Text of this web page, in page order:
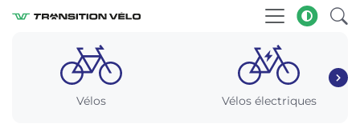
Vélos Vélos électriques